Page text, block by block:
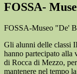
FOSSA-
FOSSA-Museo "De'
Gli alunni delle classi
hanno partecipato alla
di Rocca di Mezzo,
mantenere nel tempo